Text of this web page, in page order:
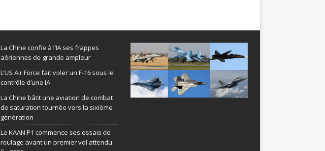
La Chine confie à l’IA ses frappes
aériennes de grande ampleur
L’US Air Force fait voler un F-16 sous le
contrôle d’une IA
La Chine bâtit une aviation de combat
de saturation tournée vers la sixième
génération
Le KAAN P1 commence ses essais de
roulage avant un premier vol attendu